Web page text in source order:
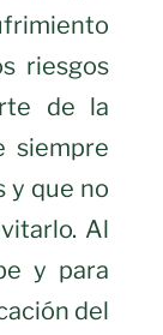
riesgos
de la
siempre
y que no
Al
y para
del